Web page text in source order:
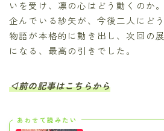
いを受け、凛の心はどう動くのか
企んでいる紗矢が、今後二人にど
物語が本格的に動き出し、次回の
になる、最高の引きでした。
◁前の記事はこちらから
あわせて読みたい